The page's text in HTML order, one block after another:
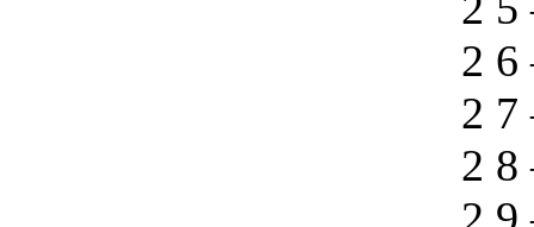
2 6
2 7
2 8